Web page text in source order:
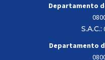
Departamento
S.A.C.:
Departamento